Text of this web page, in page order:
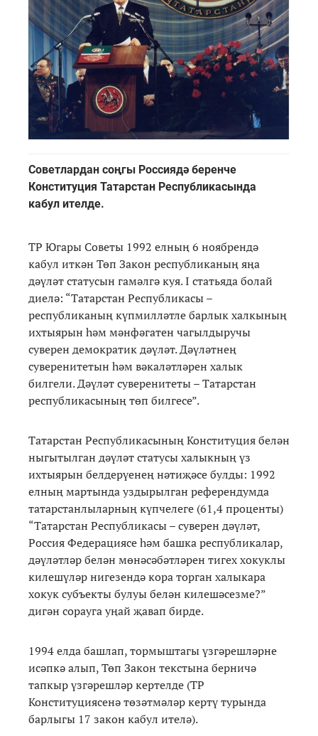
Советлардан соңгы Россиядә беренче
Конституция Татарстан Республикасында
кабул ителде.
ТР Югары Советы 1992 елның 6 ноябрендә
кабул иткән Төп Закон республиканың яңа
дәүләт статусын гамәлгә куя. I статьяда болай
диелә: “Татарстан Республикасы –
республиканың күпмилләтле барлык халкының
ихтыярын һәм мәнфәгатен чагылдыручы
суверен демократик дәүләт. Дәүләтнең
суверенитетын һәм вәкаләтләрен халык
билгели. Дәүләт суверенитеты – Татарстан
республикасының төп билгесе”.
Татарстан Республикасының Конституция белән
ныгытылган дәүләт статусы халыкның үз
ихтыярын белдерүенең нәтиҗәсе булды: 1992
елның мартында уздырылган референдумда
татарстанлыларның күпчелеге (61,4 проценты)
“Татарстан Республикасы – суверен дәүләт,
Россия Федерациясе һәм башка республикалар,
дәүләтләр белән мөнәсәбәтләрен тигех хокуклы
килешүләр нигезендә кора торган халыкара
хокук субъекты булуы белән килешәсезме?”
дигән сорауга уңай җавап бирде.
1994 елда башлап, тормыштагы үзгәрешләрне
исәпкә алып, Төп Закон текстына берничә
тапкыр үзгәрешләр кертелде (ТР
Конституциясенә төзәтмәләр кертү турында
барлыгы 17 закон кабул ителә).